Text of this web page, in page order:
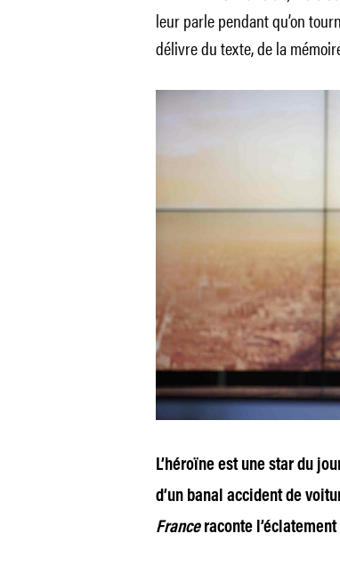
leur parle pendant qu’on
délivre du texte, de la
L’héroïne est une star du
d’un banal accident de
Franceraconte l’éclatement